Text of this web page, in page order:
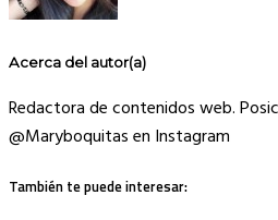
Acerca del autor(a)
Redactora de contenidos web.
@Maryboquitas en Instagram
También te puede interesar: